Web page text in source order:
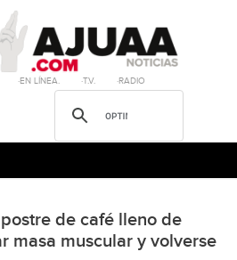
·EN LÍNEA. ·T.V. ·RADIO
de café lleno de
masa muscular y volverse